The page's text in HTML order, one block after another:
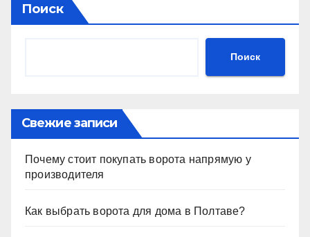
Поиск
Поиск
Свежие записи
Почему стоит покупать ворота напрямую у
производителя
Как выбрать ворота для дома в Полтаве?